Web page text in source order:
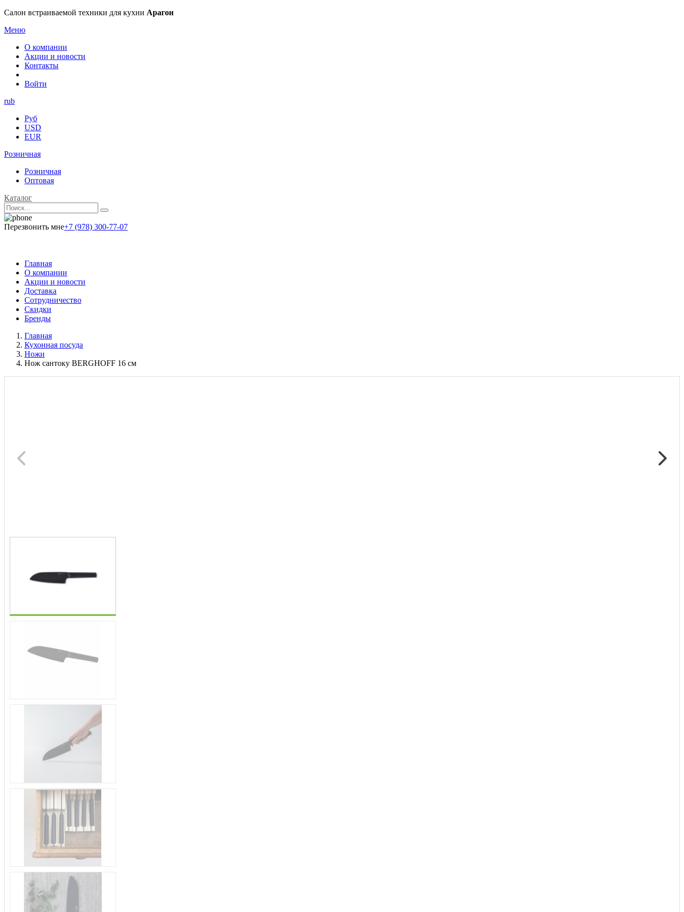
Салон встраиваемой техники для кухни Арагон
Меню
О компании
Акции и новости
Контакты
Войти
rub
Руб
USD
EUR
Розничная
Розничная
Оптовая
Каталог
Перезвонить мне+7 (978) 300-77-07
Главная
О компании
Акции и новости
Доставка
Сотрудничество
Скидки
Бренды
Главная
Кухонная посуда
Ножи
Нож сантоку BERGHOFF 16 см